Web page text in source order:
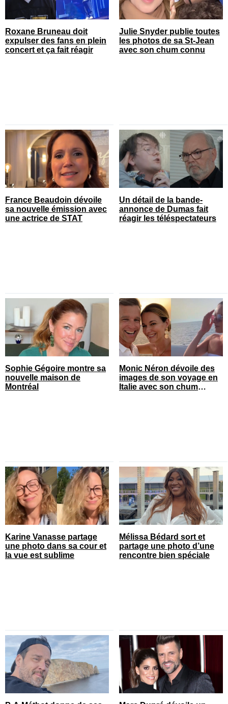
Roxane Bruneau doit
expulser des fans en plein
concert et ça fait réagir
Julie Snyder publie toutes
les photos de sa St-Jean
avec son chum connu
France Beaudoin dévoile
sa nouvelle émission avec
une actrice de STAT
Un détail de la bande-
annonce de Dumas fait
réagir les téléspectateurs
Sophie Gégoire montre sa
nouvelle maison de
Montréal
Monic Néron dévoile des
images de son voyage en
Italie avec son chum
Karine Vanasse partage
une photo dans sa cour et
la vue est sublime
Mélissa Bédard sort et
partage une photo d’une
rencontre bien spéciale